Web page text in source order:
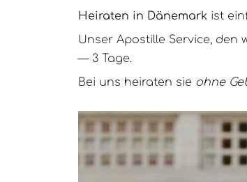
Heiraten in Dänemark ist
Unser Apostille Service, den
— 3 Tage.
Bei uns heiraten sie ohne